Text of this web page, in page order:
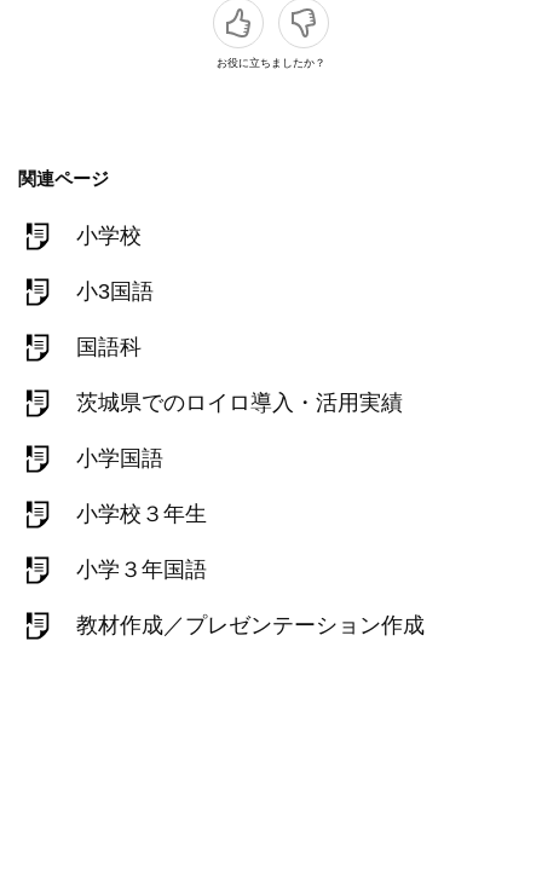
お役に立ちましたか？
関連ページ
小学校
小3国語
国語科
茨城県でのロイロ導入・活用実績
小学国語
小学校３年生
小学３年国語
教材作成／プレゼンテーション作成